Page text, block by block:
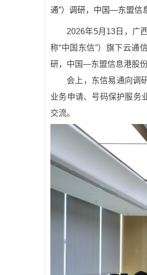
通”）调研，中国—东盟信
2026年5月13日，广
称“中国东信”）旗下云通
研，中国—东盟信息港股
会上，东信易通向调
业务申请、号码保护服务
交流。